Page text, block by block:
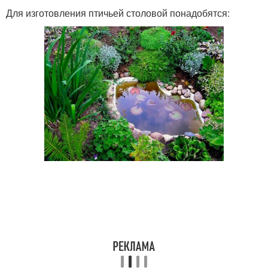
Для изготовления птичьей столовой понадобятся: